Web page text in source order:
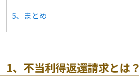
5、まとめ
1、不当利得返還請求とは？